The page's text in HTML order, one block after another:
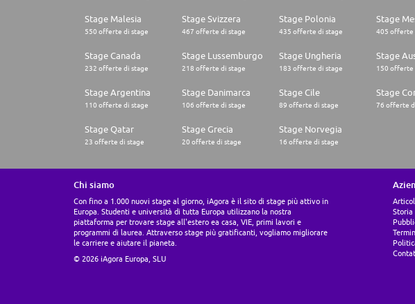
Stage Malesia
550 offerte di stage
Stage Svizzera
467 offerte di stage
Stage Polonia
435 offerte di stage
Stage
405 offerte
Stage Canada
232 offerte di stage
Stage Lussemburgo
218 offerte di stage
Stage Ungheria
183 offerte di stage
Stage
150 offerte
Stage Argentina
110 offerte di stage
Stage Danimarca
106 offerte di stage
Stage Cile
89 offerte di stage
Stage
76 offerte
Stage Qatar
23 offerte di stage
Stage Grecia
20 offerte di stage
Stage Norvegia
16 offerte di stage
Chi siamo
Con fino a 1.000 nuovi stage al giorno, iAgora è il sito di stage più attivo in
Europa. Studenti e università di tutta Europa utilizzano la nostra
piattaforma per trovare stage all'estero ea casa, VIE, primi lavori e
programmi di laurea. Attraverso stage più gratificanti, vogliamo migliorare
le carriere e aiutare il pianeta.
© 2026 iAgora Europa, SLU
Storia